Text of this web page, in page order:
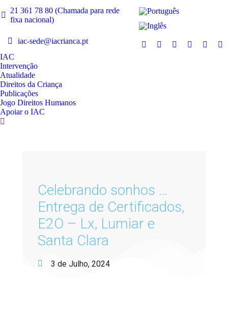
21 361 78 80 (Chamada para rede
fixa nacional)
iac-sede@iacrianca.pt
IAC
Intervenção
Atualidade
Direitos da Criança
Publicações
Jogo Direitos Humanos
Apoiar o IAC
Celebrando sonhos …
Entrega de Certificados,
E2O – Lx, Lumiar e
Santa Clara
3 de Julho, 2024